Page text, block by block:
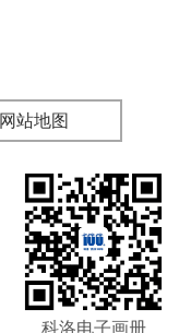
网站地图
科洛电子画册